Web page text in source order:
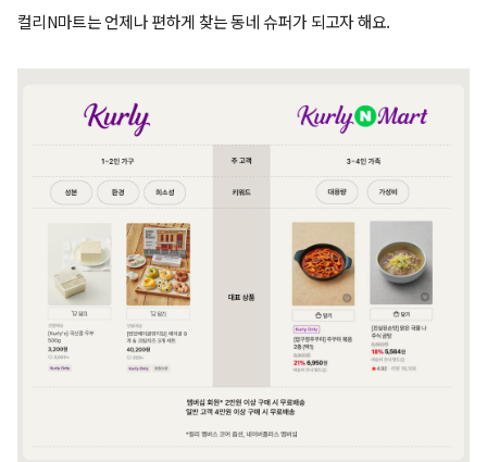
컬리N마트는 언제나 편하게 찾는 동네 슈퍼가 되고자 해요.